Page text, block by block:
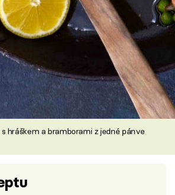
hráškem a bramborami z jedné pánve